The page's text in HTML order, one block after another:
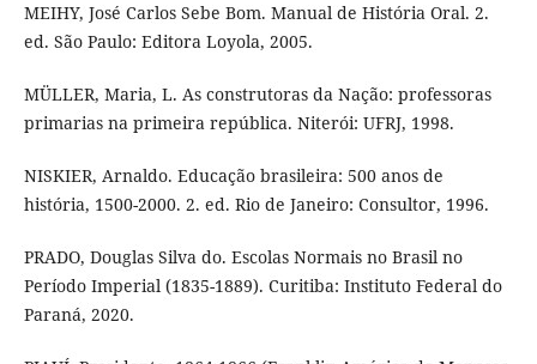
MEIHY, José Carlos Sebe Bom. Manual de História Oral. 2.
ed. São Paulo: Editora Loyola, 2005.
MÜLLER, Maria, L. As construtoras da Nação: professoras
primarias na primeira república. Niterói: UFRJ, 1998.
NISKIER, Arnaldo. Educação brasileira: 500 anos de
história, 1500-2000. 2. ed. Rio de Janeiro: Consultor, 1996.
PRADO, Douglas Silva do. Escolas Normais no Brasil no
Período Imperial (1835-1889). Curitiba: Instituto Federal do
Paraná, 2020.